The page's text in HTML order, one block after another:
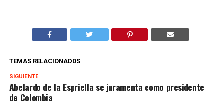
TEMAS RELACIONADOS
SIGUIENTE
Abelardo de la Espriella se juramenta como presidente
de Colombia